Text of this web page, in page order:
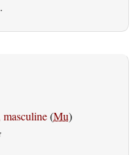
.
(Mu)